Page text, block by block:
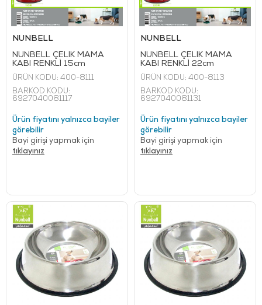
NUNBELL
NUNBELL ÇELİK MAMA
KABI RENKLİ 15cm
ÜRÜN KODU: 400-8111
BARKOD KODU:
6927040081117
Ürün fiyatını yalnızca bayiler
görebilir
Bayi girişi yapmak için
tıklayınız
NUNBELL
NUNBELL ÇELİK MAMA
KABI RENKLİ 22cm
ÜRÜN KODU: 400-8113
BARKOD KODU:
6927040081131
Ürün fiyatını yalnızca bayiler
görebilir
Bayi girişi yapmak için
tıklayınız